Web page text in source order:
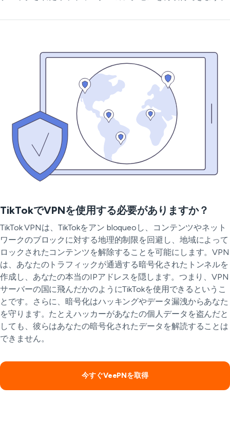
TikTokでVPNを使用する必要がありますか？
TikTok VPNは、TikTokをアン bloqueoし、コンテンツやネット
ワークのブロックに対する地理的制限を回避し、地域によって
ロックされたコンテンツを解除することを可能にします。VPN
は、あなたのトラフィックが通過する暗号化されたトンネルを
作成し、あなたの本当のIPアドレスを隠します。つまり、VPN
サーバーの国に飛んだかのようにTikTokを使用できるというこ
とです。さらに、暗号化はハッキングやデータ漏洩からあなた
を守ります。たとえハッカーがあなたの個人データを盗んだと
しても、彼らはあなたの暗号化されたデータを解読することは
できません。
今すぐVeePNを取得